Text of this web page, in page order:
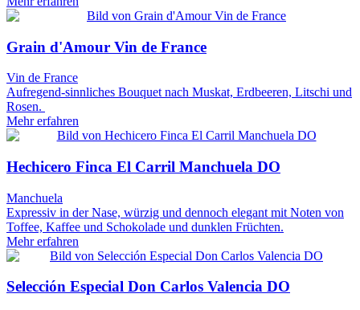
Grain d'Amour Vin de France
Vin de France
Aufregend-sinnliches Bouquet nach Muskat, Erdbeeren, Litschi und
Rosen.
Mehr erfahren
Hechicero Finca El Carril Manchuela DO
Manchuela
Expressiv in der Nase, würzig und dennoch elegant mit Noten von
Toffee, Kaffee und Schokolade und dunklen Früchten.
Mehr erfahren
Selección Especial Don Carlos Valencia DO